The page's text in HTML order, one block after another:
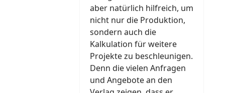
aber natürlich hilfreich, um
nicht nur die Produktion,
sondern auch die
Kalkulation für weitere
Projekte zu beschleunigen.
Denn die vielen Anfragen
und Angebote an den